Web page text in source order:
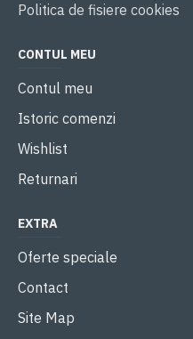
Politica de fisiere cookies
CONTUL MEU
Contul meu
Istoric comenzi
Wishlist
Returnari
EXTRA
Oferte speciale
Contact
Site Map